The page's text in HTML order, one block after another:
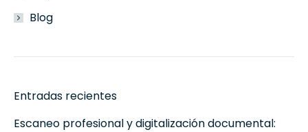
Blog
Entradas recientes
Escaneo profesional y digitalización documental: